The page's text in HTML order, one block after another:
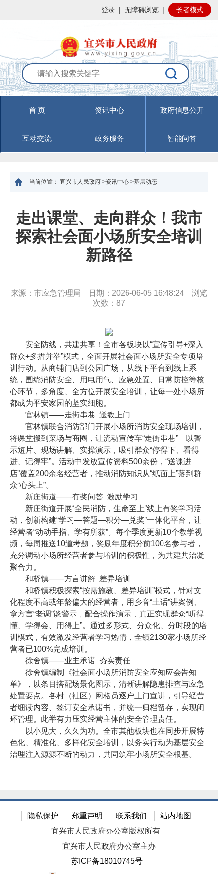
登录 | 无障碍浏览 | 长者模式
首 页 资讯中心 政府信息公开
互动交流 政务服务 智能问答
当前位置： 宜兴市人民政府 >资讯中心 >基层动态
走出课堂、走向群众！我市
探索社会面小场所安全培训
新路径
来源：市应急管理局 日期：2026-06-05 16:48:24 浏览
次数： 87
安全防线，共建共享！全市各板块以“宣传引导+深入
群众+多措并举”模式，全面开展社会面小场所安全专项培
训行动。从商铺门店到公园广场，从线下平台到线上系
统，围绕消防安全、用电用气、应急处置、日常防控等核
心环节，多角度、全方位开展安全培训，让每一处小场所
都成为平安家园的坚实细胞。
官林镇——走街串巷 送教上门
官林镇联合消防部门开展小场所消防安全现场培训，
将课堂搬到菜场与商圈，让流动宣传车“走街串巷”，以警
示短片、现场讲解、实操演示，吸引群众“停得下、看得
进、记得牢”。活动中发放宣传资料500余份，“送课进
店”覆盖200余名经营者，推动消防知识从“纸面上”落到群
众“心头上”。
新庄街道——有奖问答 激励学习
新庄街道开展“全民消防，生命至上”线上有奖学习活
动，创新构建“学习—答题—积分—兑奖”一体化平台，让
经营者“动动手指、学有所获”。每个季度更新10个教学视
频，每周推送10道考题，奖励年度积分前100名参与者，
充分调动小场所经营者参与培训的积极性，为共建共治凝
聚合力。
和桥镇——方言讲解 差异培训
和桥镇积极探索“按需施教、差异培训”模式，针对文
化程度不高或年龄偏大的经营者，用乡音“土话”讲案例、
拿方言“老调”谈警示，配合操作演示，真正实现群众“听得
懂、学得会、用得上”。通过多形式、分众化、分时段的培
训模式，有效激发经营者学习热情，全镇2130家小场所经
营者已100%完成培训。
徐舍镇——业主承诺 夯实责任
徐舍镇编制《社会面小场所消防安全应知应会告知
单》，以条目搭配场景化图示，清晰讲解隐患排查与应急
处置要点。各村（社区）网格员逐户上门宣讲，引导经营
者细读内容、签订安全承诺书，并统一归档留存，实现闭
环管理。此举有力压实经营主体的安全管理责任。
以小见大，久久为功。全市其他板块也在同步开展特
色化、精准化、多样化安全培训，以务实行动为基层安全
治理注入源源不断的动力，共同筑牢小场所安全根基。
隐私保护 郑重声明 联系我们
站内地图
宜兴市人民政府办公室版权所有
宜兴市人民政府办公室主办
苏ICP备18010745号